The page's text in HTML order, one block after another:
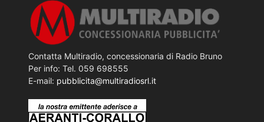
Contatta Multiradio, concessionaria di Radio Bruno
Per info: Tel. 059 698555
E-mail: pubblicita@multiradiosrl.it